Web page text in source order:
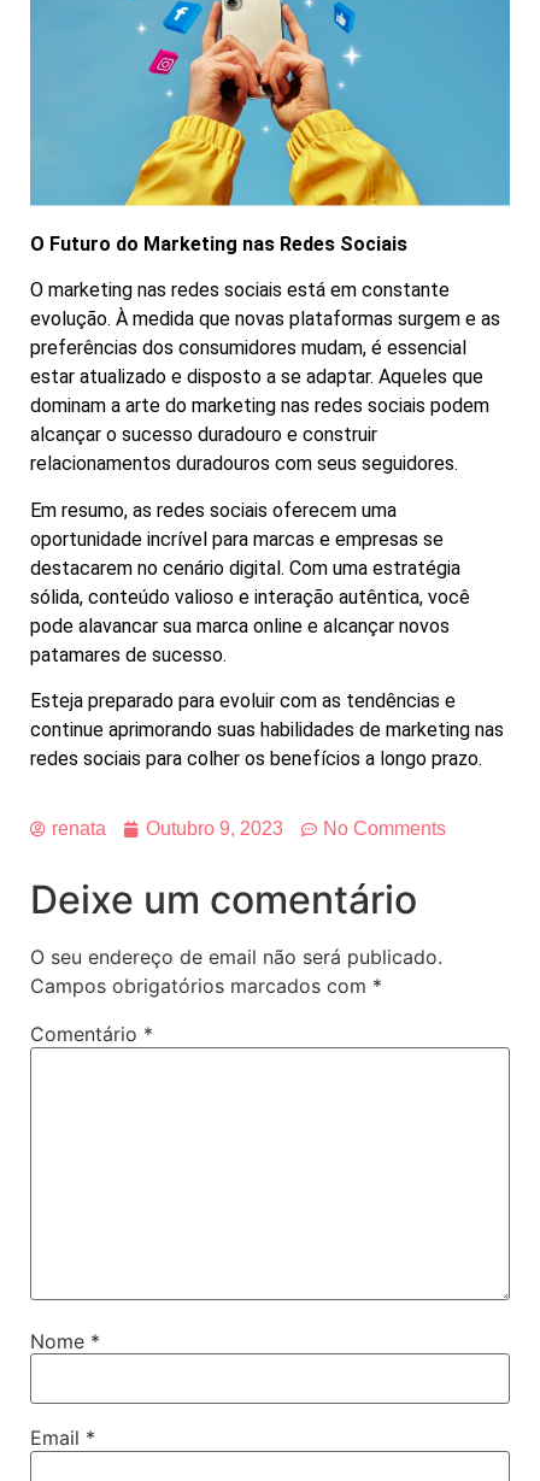
O Futuro do Marketing nas Redes Sociais
O marketing nas redes sociais está em constante
evolução. À medida que novas plataformas surgem e as
preferências dos consumidores mudam, é essencial
estar atualizado e disposto a se adaptar. Aqueles que
dominam a arte do marketing nas redes sociais podem
alcançar o sucesso duradouro e construir
relacionamentos duradouros com seus seguidores.
Em resumo, as redes sociais oferecem uma
oportunidade incrível para marcas e empresas se
destacarem no cenário digital. Com uma estratégia
sólida, conteúdo valioso e interação autêntica, você
pode alavancar sua marca online e alcançar novos
patamares de sucesso.
Esteja preparado para evoluir com as tendências e
continue aprimorando suas habilidades de marketing nas
redes sociais para colher os benefícios a longo prazo.
renata Outubro 9, 2023 No Comments
Deixe um comentário
O seu endereço de email não será publicado.
Campos obrigatórios marcados com *
Comentário *
Nome *
Email *